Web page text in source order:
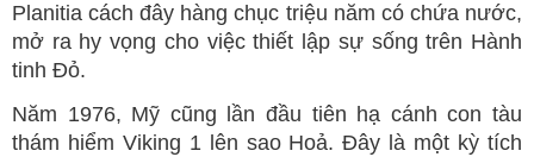
Planitia cách đây hàng chục triệu năm có chứa nước,
mở ra hy vọng cho việc thiết lập sự sống trên Hành
tinh Đỏ.
Năm 1976, Mỹ cũng lần đầu tiên hạ cánh con tàu
thám hiểm Viking 1 lên sao Hoả. Đây là một kỳ tích